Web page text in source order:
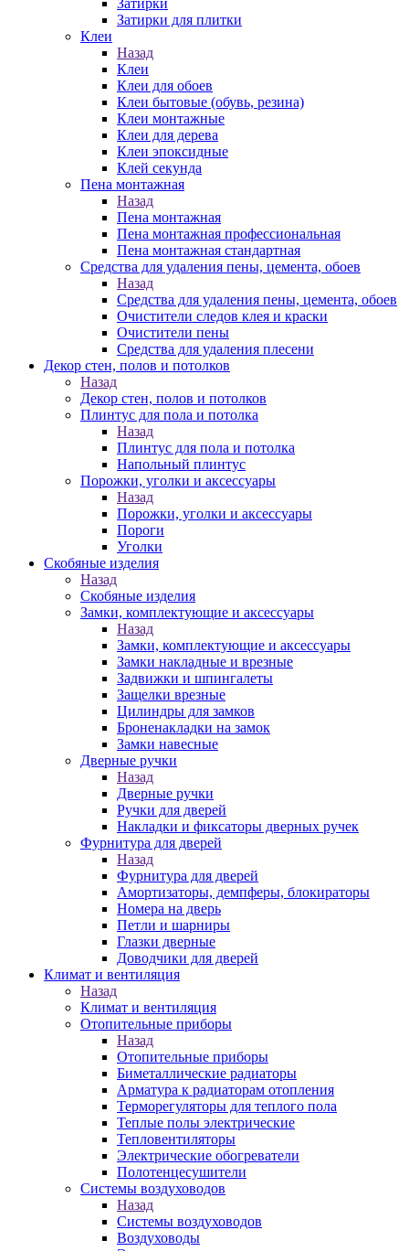
Затирки
Затирки для плитки
Клеи
Назад
Клеи
Клеи для обоев
Клеи бытовые (обувь, резина)
Клеи монтажные
Клеи для дерева
Клеи эпоксидные
Клей секунда
Пена монтажная
Назад
Пена монтажная
Пена монтажная профессиональная
Пена монтажная стандартная
Средства для удаления пены, цемента, обоев
Назад
Средства для удаления пены, цемента, обоев
Очистители следов клея и краски
Очистители пены
Средства для удаления плесени
Декор стен, полов и потолков
Назад
Декор стен, полов и потолков
Плинтус для пола и потолка
Назад
Плинтус для пола и потолка
Напольный плинтус
Порожки, уголки и аксессуары
Назад
Порожки, уголки и аксессуары
Пороги
Уголки
Скобяные изделия
Назад
Скобяные изделия
Замки, комплектующие и аксессуары
Назад
Замки, комплектующие и аксессуары
Замки накладные и врезные
Задвижки и шпингалеты
Защелки врезные
Цилиндры для замков
Броненакладки на замок
Замки навесные
Дверные ручки
Назад
Дверные ручки
Ручки для дверей
Накладки и фиксаторы дверных ручек
Фурнитура для дверей
Назад
Фурнитура для дверей
Амортизаторы, демпферы, блокираторы
Номера на дверь
Петли и шарниры
Глазки дверные
Доводчики для дверей
Климат и вентиляция
Назад
Климат и вентиляция
Отопительные приборы
Назад
Отопительные приборы
Биметаллические радиаторы
Арматура к радиаторам отопления
Терморегуляторы для теплого пола
Теплые полы электрические
Тепловентиляторы
Электрические обогреватели
Полотенцесушители
Системы воздуховодов
Назад
Системы воздуховодов
Воздуховоды